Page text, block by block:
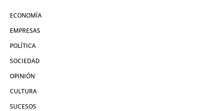
ECONOMÍA
EMPRESAS
POLÍTICA
SOCIEDAD
OPINIÓN
CULTURA
SUCESOS